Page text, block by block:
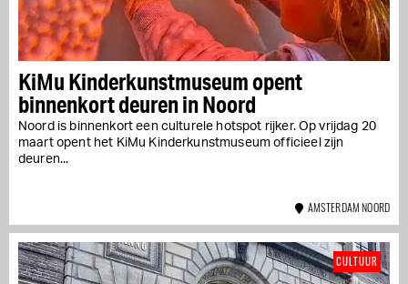
KiMu Kinderkunstmuseum opent
binnenkort deuren in Noord
Noord is binnenkort een culturele hotspot rijker. Op vrijdag 20
maart opent het KiMu Kinderkunstmuseum officieel zijn
deuren...
AMSTERDAM NOORD
CULTUUR